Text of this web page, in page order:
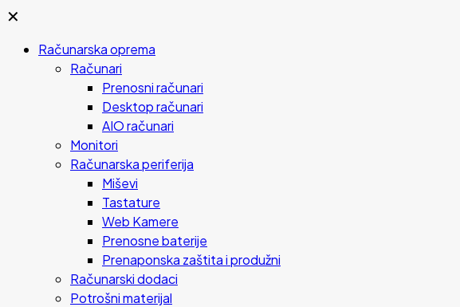
✕
Računarska oprema
Računari
Prenosni računari
Desktop računari
AIO računari
Monitori
Računarska periferija
Miševi
Tastature
Web Kamere
Prenosne baterije
Prenaponska zaštita i produžni
Računarski dodaci
Potrošni materijal